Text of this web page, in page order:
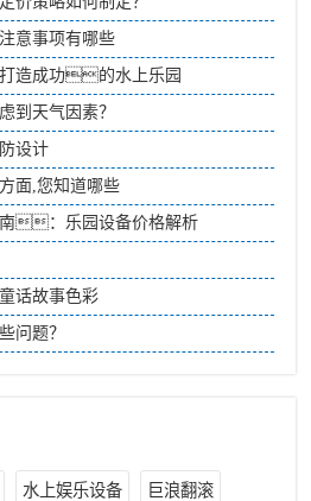
意事项有哪些
造成功的水上乐园
到天气因素？
设计
面,您知道哪些
：乐园设备价格解析
话故事色彩
问题？
水上娱乐设备 巨浪翻滚